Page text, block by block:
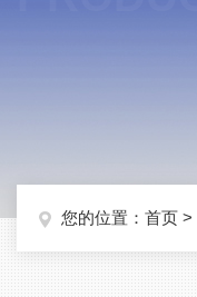
您的位置： 首页 >